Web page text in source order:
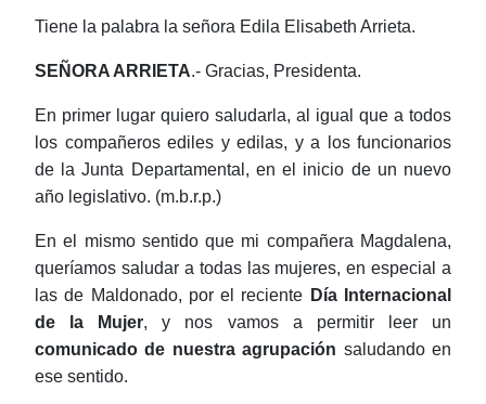
Tiene la palabra la señora Edila Elisabeth Arrieta.
SEÑORA ARRIETA.- Gracias, Presidenta.
En primer lugar quiero saludarla, al igual que a todos
los compañeros ediles y edilas, y a los funcionarios
de la Junta Departamental, en el inicio de un nuevo
año legislativo. (m.b.r.p.)
En el mismo sentido que mi compañera Magdalena,
queríamos saludar a todas las mujeres, en especial a
las de Maldonado, por el reciente Día Internacional
de la Mujer, y nos vamos a permitir leer un
comunicado de nuestra agrupación saludando en
ese sentido.